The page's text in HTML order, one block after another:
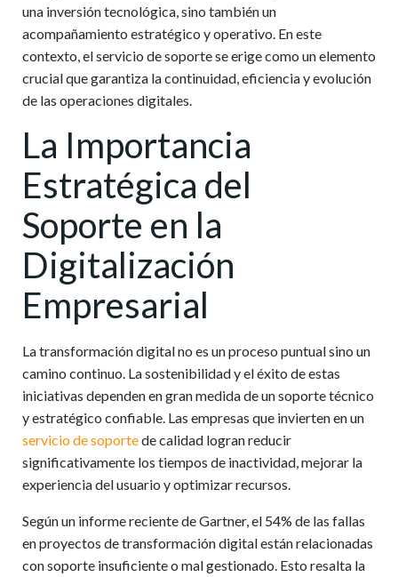
una inversión tecnológica, sino también un
acompañamiento estratégico y operativo. En este
contexto, elservicio de soportese erige como un elemento
crucial que garantiza la continuidad, eficiencia y evolución
de las operaciones digitales.
La Importancia
Estratégica del
Soporte en la
Digitalización
Empresarial
La transformación digital no es un proceso puntual sino un
camino continuo. La sostenibilidad y el éxito de estas
iniciativas dependen en gran medida de un soporte técnico
y estratégico confiable. Las empresas que invierten en un
servicio de soportede calidad logran reducir
significativamente los tiempos de inactividad, mejorar la
experiencia del usuario y optimizar recursos.
Según un informe reciente de Gartner, el 54% de las fallas
en proyectos de transformación digital están relacionadas
con soporte insuficiente o mal gestionado. Esto resalta la